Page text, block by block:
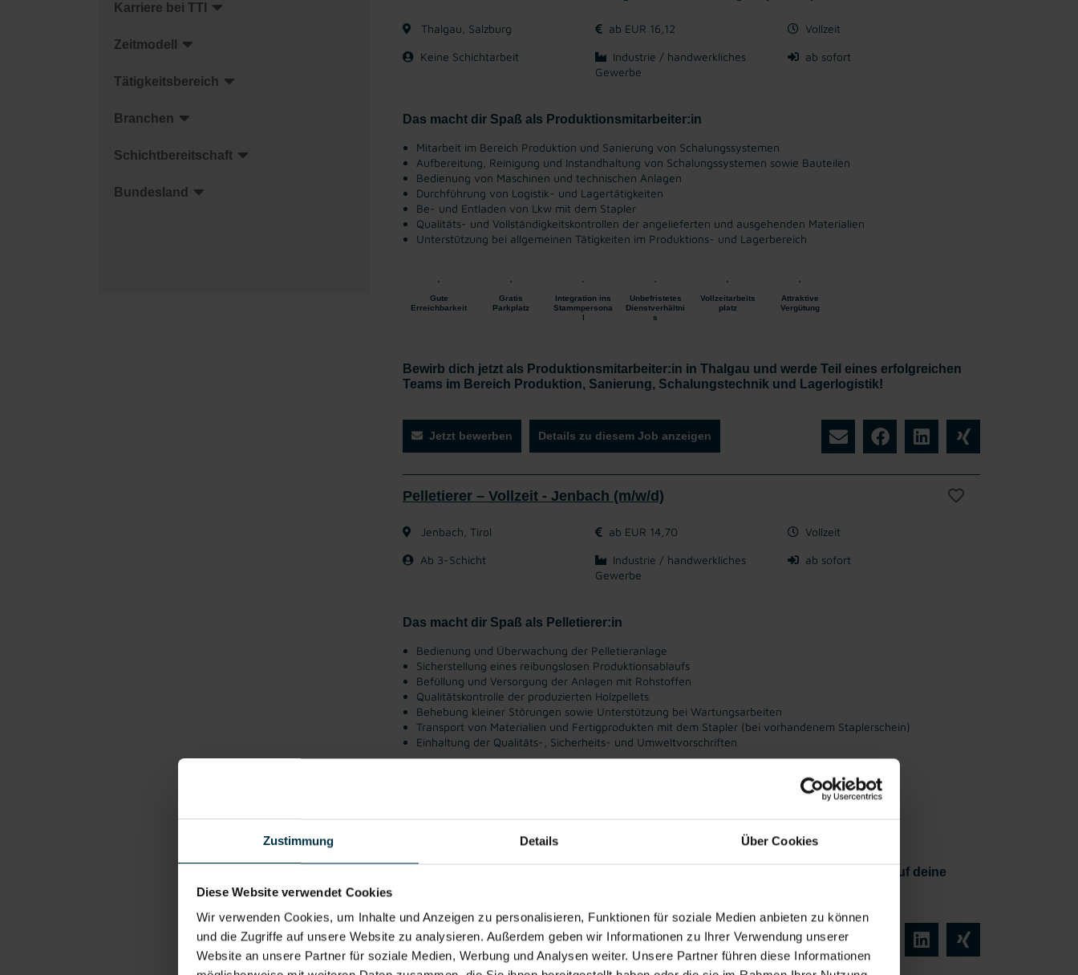
Zustimmung Details Über Cookies
Diese Website verwendet Cookies
Wir verwenden Cookies, um Inhalte und Anzeigen zu personalisieren, Funktionen für soziale Medien anbieten zu können
und die Zugriffe auf unsere Website zu analysieren. Außerdem geben wir Informationen zu Ihrer Verwendung unserer
Website an unsere Partner für soziale Medien, Werbung und Analysen weiter. Unsere Partner führen diese Informationen
Karriere bei TTI
Zeitmodell
Tätigkeitsbereich
Branchen
Schichtbereitschaft
Bundesland
Thalgau, Salzburg ab EUR 16,12 Vollzeit
Keine Schichtarbeit
Industrie / handwerkliches
Gewerbe
ab sofort
Das macht dir Spaß als Produktionsmitarbeiter:in
Mitarbeit im Bereich Produktion und Sanierung von Schalungssystemen
Aufbereitung, Reinigung und Instandhaltung von Schalungssystemen sowie Bauteilen
Bedienung von Maschinen und technischen Anlagen
Durchführung von Logistik- und Lagertätigkeiten
Be- und Entladen von Lkw mit dem Stapler
Qualitäts- und Vollständigkeitskontrollen der angelieferten und ausgehenden Materialien
Unterstützung bei allgemeinen Tätigkeiten im Produktions- und Lagerbereich
Gute
Erreichbarkeit
Gratis
Parkplatz
Integration ins
Stammpersona
l
Unbefristetes
Dienstverhältni
s
Vollzeitarbeits
platz
Attraktive
Vergütung
Bewirb dich jetzt als Produktionsmitarbeiter:in in Thalgau und werde Teil eines erfolgreichen
Teams im Bereich Produktion, Sanierung, Schalungstechnik und Lagerlogistik!
Jetzt bewerben Details zu diesem Job anzeigen
Pelletierer – Vollzeit - Jenbach (m/w/d)
Jenbach, Tirol ab EUR 14,70 Vollzeit
Ab 3-Schicht
Industrie / handwerkliches
Gewerbe
ab sofort
Das macht dir Spaß als Pelletierer:in
Bedienung und Überwachung der Pelletieranlage
Sicherstellung eines reibungslosen Produktionsablaufs
Befüllung und Versorgung der Anlagen mit Rohstoffen
Qualitätskontrolle der produzierten Holzpellets
Behebung kleiner Störungen sowie Unterstützung bei Wartungsarbeiten
Transport von Materialien und Fertigprodukten mit dem Stapler (bei vorhandenem Staplerschein)
Einhaltung der Qualitäts-, Sicherheits- und Umweltvorschriften
l
Kostenlose,
Jobberatung
Du möchtest Teil eines starken Produktionsteams werden? Dann freuen wir uns auf deine
Jetzt bewerben Details zu diesem Job anzeigen